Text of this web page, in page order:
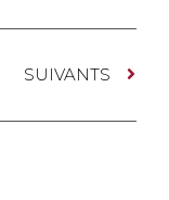
SUIVANTS